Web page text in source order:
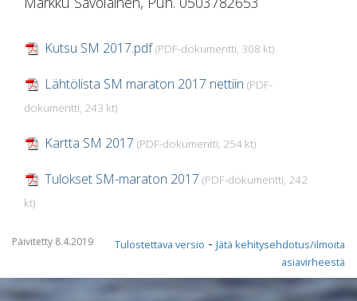
Kutsu SM 2017.pdf (PDF-dokumentti, 308 kt)
Lähtölista SM maraton 2017 nettiin (PDF-
dokumentti, 243 kt)
Kartta SM 2017 (PDF-dokumentti, 254 kt)
Tulokset SM-maraton 2017 (PDF-dokumentti, 242
kt)
Päivitetty 8.4.2019 Tulostettava versio - Jätä kehitysehdotus/ilmoita
asiavirheestä